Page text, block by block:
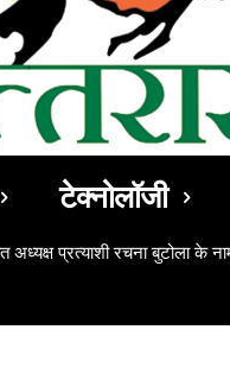
टेक्नोलॉजी
अध्यक्ष प्रत्याशी रचना बुटोला के